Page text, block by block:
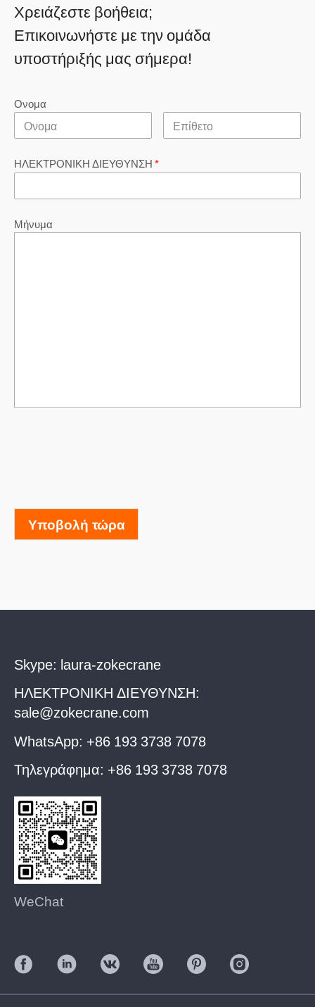
Χρειάζεστε βοήθεια;
Επικοινωνήστε με την ομάδα
υποστήριξής μας σήμερα!
Ονομα
ΗΛΕΚΤΡΟΝΙΚΗ ΔΙΕΥΘΥΝΣΗ *
Μήνυμα
Υποβολή τώρα
Skype: laura-zokecrane
ΗΛΕΚΤΡΟΝΙΚΗ ΔΙΕΥΘΥΝΣΗ:
sale@zokecrane.com
WhatsApp: +86 193 3738 7078
Τηλεγράφημα: +86 193 3738 7078
WeChat